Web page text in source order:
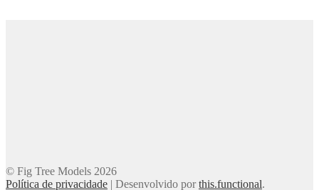
© Fig Tree Models 2026
Política de privacidade | Desenvolvido porthis.functional.